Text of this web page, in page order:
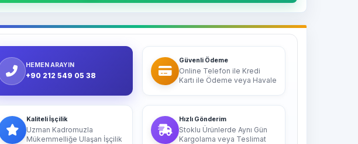
HEMEN ARAYIN
+90 212 549 05 38
Güvenli Ödeme
Online Telefon ile Kredi
Kartı ile Ödeme veya Havale
Kaliteli İşçilik
Uzman Kadromuzla
Mükemmelliğe Ulaşan İşçilik
Hızlı Gönderim
Stoklu Ürünlerde Aynı Gün
Kargolama veya Teslimat